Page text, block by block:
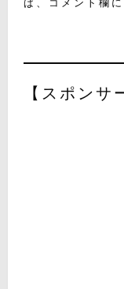
【スポンサ